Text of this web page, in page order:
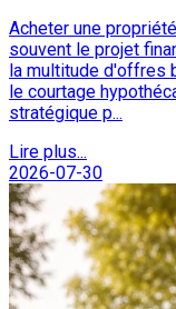
Acheter une
souvent le projet
la multitude d'offres
le courtage
stratégique p...
Lire plus...
2026-07-30